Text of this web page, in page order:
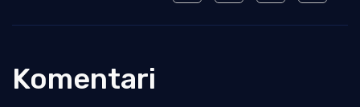
Komentari